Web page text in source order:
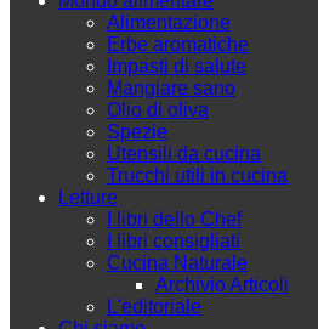
Alimentazione
Erbe aromatiche
Impasti di salute
Mangiare sano
Olio di oliva
Spezie
Utensili da cucina
Trucchi utili in cucina
Letture
I libri dello Chef
I libri consigliati
Cucina Naturale
Archivio Articoli
L'editoriale